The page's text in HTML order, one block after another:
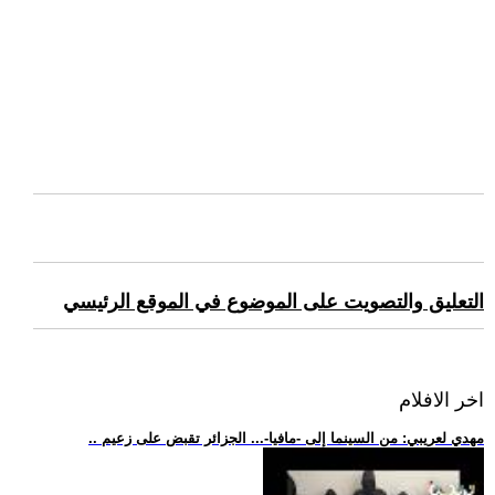
التعليق والتصويت على الموضوع في الموقع الرئيسي
اخر الافلام
.. مهدي لعريبي: من السينما إلى -مافيا-... الجزائر تقبض على زعيم